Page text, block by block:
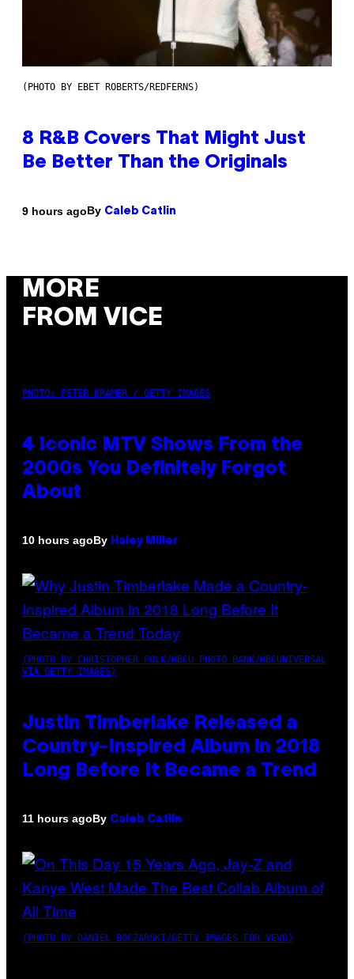
(PHOTO BY EBET ROBERTS/REDFERNS)
8 R&B Covers That Might Just
Be Better Than the Originals
9 hours agoBy Caleb Catlin
MORE
FROM VICE
PHOTO: PETER KRAMER / GETTY IMAGES
4 Iconic MTV Shows From the
2000s You Definitely Forgot
About
10 hours agoBy Haley Miller
(PHOTO BY CHRISTOPHER POLK/NBCU PHOTO BANK/NBCUNIVERSAL
VIA GETTY IMAGES)
Justin Timberlake Released a
Country-Inspired Album in 2018
Long Before It Became a Trend
11 hours agoBy Caleb Catlin
(PHOTO BY DANIEL BOCZARSKI/GETTY IMAGES FOR VEVO)